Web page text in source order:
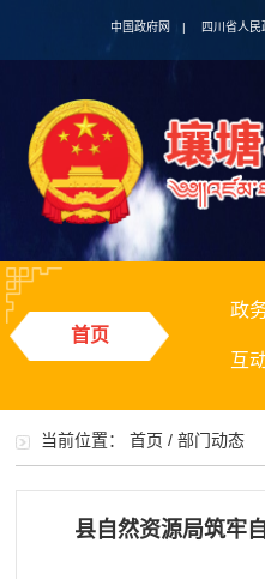
中国政府网 | 四川省人民
首页
政
互
当前位置：首页 /部门动态
县自然资源局筑牢